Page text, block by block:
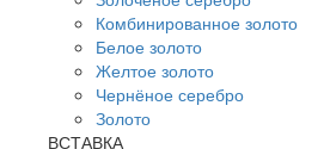
Комбинированное золото
Белое золото
Желтое золото
Чернёное серебро
Золото
ВСТАВКА